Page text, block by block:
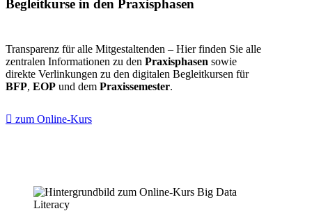
Begleitkurse in den Praxisphasen
Transparenz für alle Mitgestaltenden – Hier finden Sie alle
zentralen Informationen zu den Praxisphasen sowie
direkte Verlinkungen zu den digitalen Begleitkursen für
BFP, EOP und dem Praxissemester.
zum Online-Kurs